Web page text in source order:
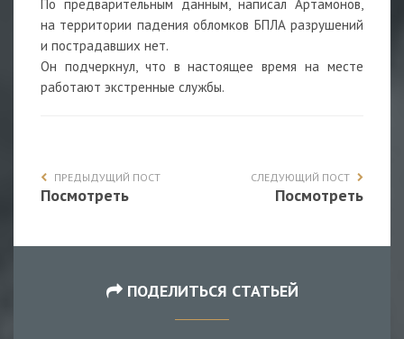
По предварительным данным, написал Артамонов,
на территории падения обломков БПЛА разрушений
и пострадавших нет.
Он подчеркнул, что в настоящее время на месте
работают экстренные службы.
ПРЕДЫДУЩИЙ ПОСТ
Посмотреть
СЛЕДУЮЩИЙ ПОСТ
Посмотреть
ПОДЕЛИТЬСЯ СТАТЬЕЙ